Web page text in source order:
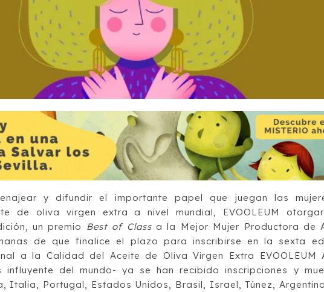
y difundir el importante papel que juegan las
de oliva virgen extra a nivel mundial, EVOOLEUM
un premio
Best of Classa la Mejor Mujer Productora de
de que finalice el plazo para inscribirse en la sexta
a la Calidad del Aceite de Oliva Virgen Extra EVOOLEUM
influyente del mundo- ya se han recibido inscripciones y
Italia, Portugal, Estados Unidos, Brasil, Israel, Túnez,